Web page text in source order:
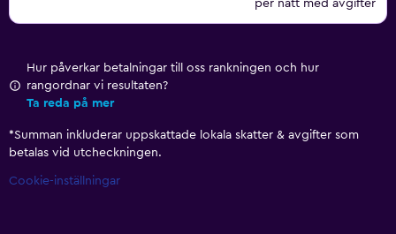
per natt med avgifter
Hur påverkar betalningar till oss rankningen och hur
rangordnar vi resultaten?
Ta reda på mer
*Summan inkluderar uppskattade lokala skatter & avgifter som
betalas vid utcheckningen.
Cookie-inställningar